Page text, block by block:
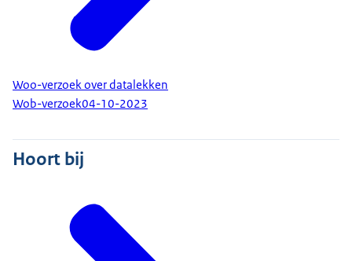
Woo-verzoek over datalekken
Wob-verzoek04-10-2023
Hoort bij